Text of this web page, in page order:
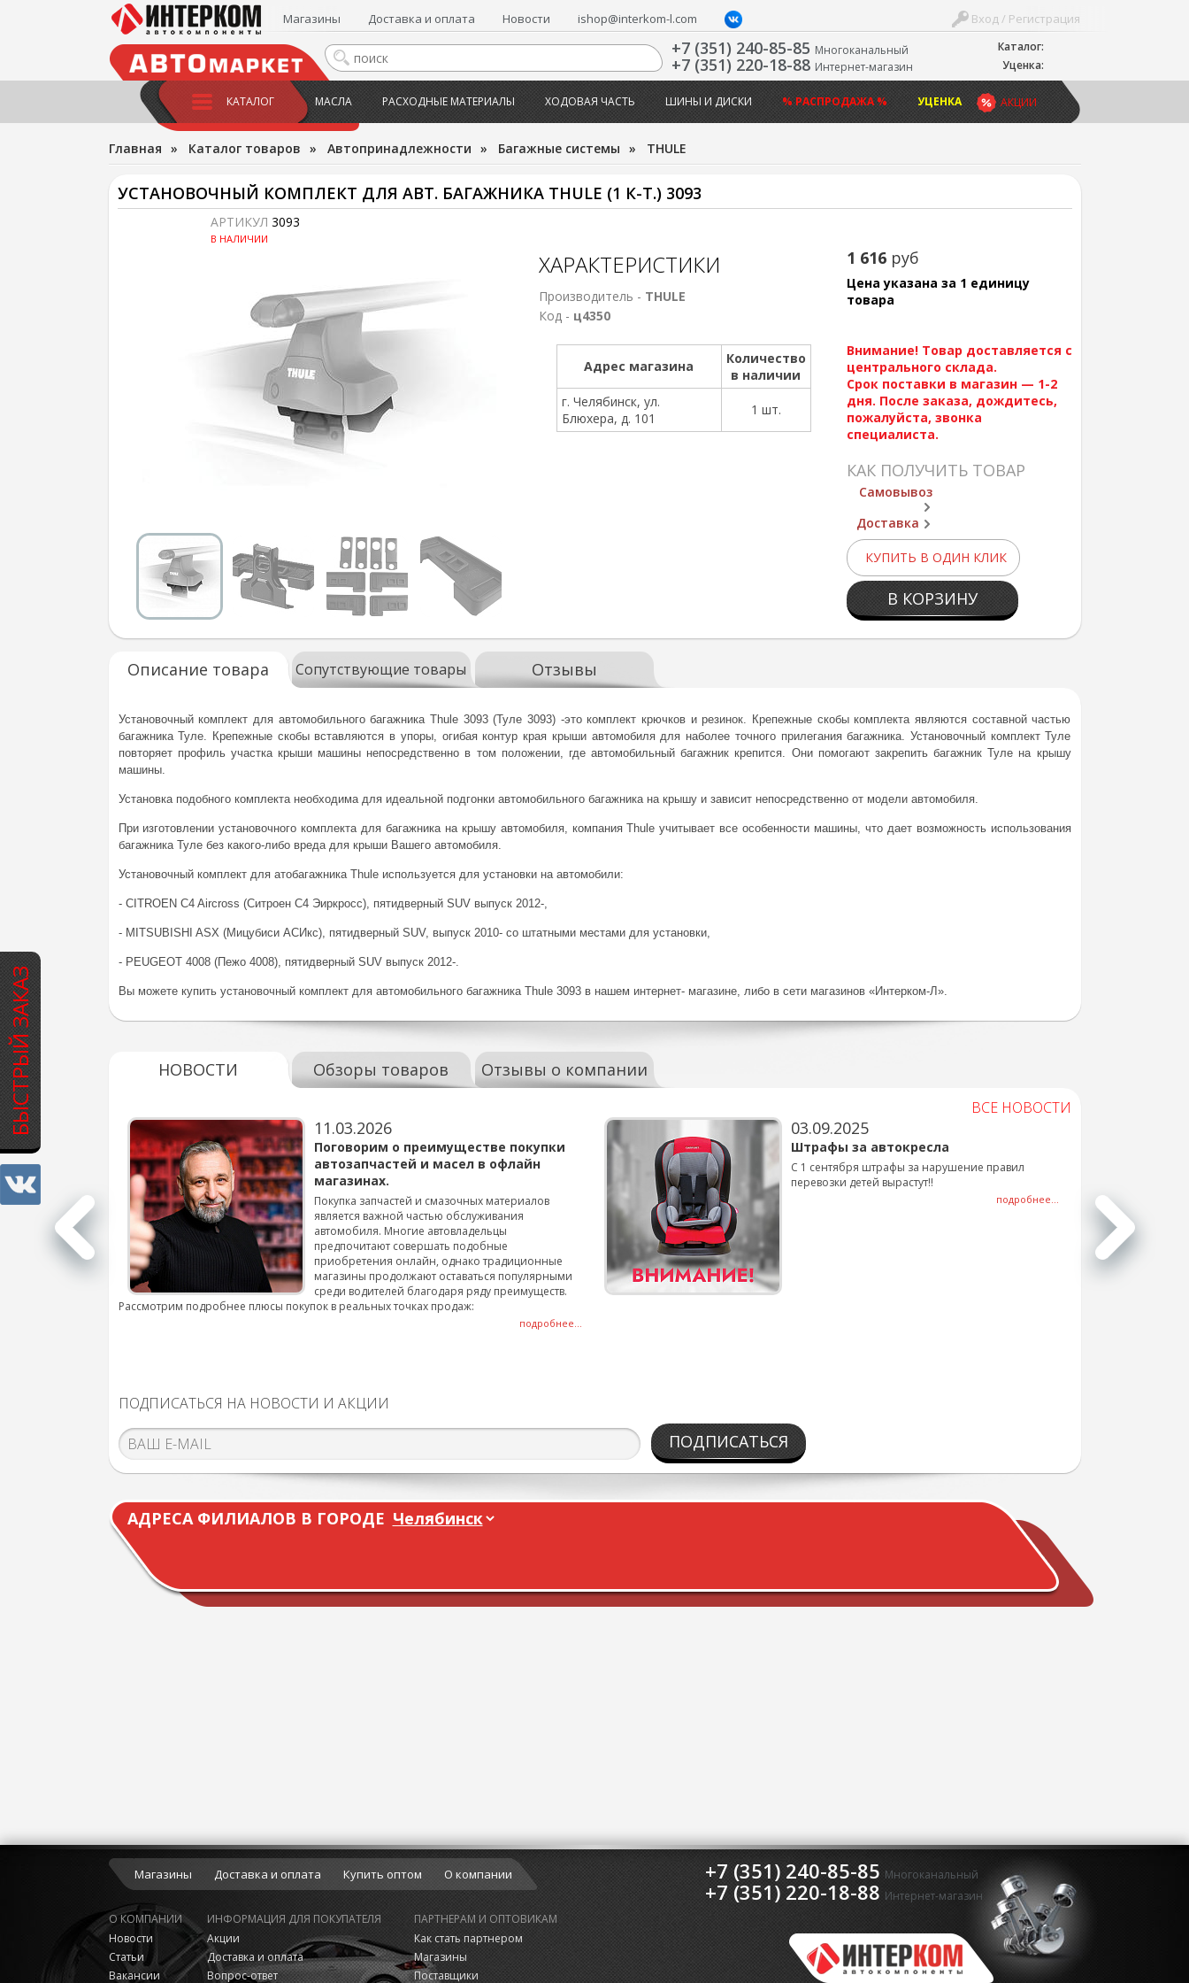
БЫСТРЫЙ ЗАКАЗ
Каталог:
Уценка:
Вход / Регистрация
Магазины Доставка и оплата Новости ishop@interkom-l.com
+7 (351) 240-85-85 Многоканальный
+7 (351) 220-18-88 Интернет-магазин
АКЦИИ
КАТАЛОГ МАСЛА РАСХОДНЫЕ МАТЕРИАЛЫ ХОДОВАЯ ЧАСТЬ ШИНЫ И ДИСКИ % РАСПРОДАЖА % УЦЕНКА
Главная » Каталог товаров » Автопринадлежности » Багажные системы » THULE
УСТАНОВОЧНЫЙ КОМПЛЕКТ ДЛЯ АВТ. БАГАЖНИКА THULE (1 К-Т.) 3093
АРТИКУЛ 3093
В НАЛИЧИИ
1 616 руб
Цена указана за 1 единицу
товара
Внимание! Товар доставляется с
центрального склада.
Срок поставки в магазин — 1-2
дня. После заказа, дождитесь,
пожалуйста, звонка
специалиста.
КАК ПОЛУЧИТЬ ТОВАР
Самовывоз
Доставка
КУПИТЬ В ОДИН КЛИК
В КОРЗИНУ
ХАРАКТЕРИСТИКИ
Производитель - THULE
Код - ц4350
Адрес магазина
Количество
в наличии
г. Челябинск, ул.
Блюхера, д. 101
1 шт.
Описание товара Сопутствующие товары Отзывы
Установочный комплект для автомобильного багажника Thule 3093 (Туле 3093) -это комплект крючков и резинок. Крепежные скобы комплекта являются составной частью
багажника Туле. Крепежные скобы вставляются в упоры, огибая контур края крыши автомобиля для наболее точного прилегания багажника. Установочный комплект Туле
повторяет профиль участка крыши машины непосредственно в том положении, где автомобильный багажник крепится. Они помогают закрепить багажник Туле на крышу
машины.
Установка подобного комплекта необходима для идеальной подгонки автомобильного багажника на крышу и зависит непосредственно от модели автомобиля.
При изготовлении установочного комплекта для багажника на крышу автомобиля, компания Thule учитывает все особенности машины, что дает возможность использования
багажника Туле без какого-либо вреда для крыши Вашего автомобиля.
Установочный комплект для атобагажника Thule используется для установки на автомобили:
- CITROEN C4 Aircross (Ситроен С4 Эиркросс), пятидверный SUV выпуск 2012-,
- MITSUBISHI ASX (Мицубиси АСИкс), пятидверный SUV, выпуск 2010- со штатными местами для установки,
- PEUGEOT 4008 (Пежо 4008), пятидверный SUV выпуск 2012-.
Вы можете купить установочный комплект для автомобильного багажника Thule 3093 в нашем интернет- магазине, либо в сети магазинов «Интерком-Л».
НОВОСТИ Обзоры товаров Отзывы о компании
ВСЕ НОВОСТИ
для
смены шин на
подробнее...
11.03.2026
Поговорим о преимуществе покупки
автозапчастей и масел в офлайн
магазинах.
Покупка запчастей и смазочных материалов
является важной частью обслуживания
автомобиля. Многие автовладельцы
предпочитают совершать подобные
приобретения онлайн, однако традиционные
магазины продолжают оставаться популярными
среди водителей благодаря ряду преимуществ.
Рассмотрим подробнее плюсы покупок в реальных точках продаж:
подробнее...
03.09.2025
Штрафы за автокресла
С 1 сентября штрафы за нарушение правил
перевозки детей вырастут!!
подробнее...
ПОДПИСАТЬСЯ НА НОВОСТИ И АКЦИИ
ПОДПИСАТЬСЯ
АДРЕСА ФИЛИАЛОВ В ГОРОДЕ
Магазины Доставка и оплата Купить оптом О компании +7 (351) 240-85-85 Многоканальный
+7 (351) 220-18-88 Интернет-магазин
О КОМПАНИИ
Новости
Статьи
Вакансии
ИНФОРМАЦИЯ ДЛЯ ПОКУПАТЕЛЯ
Акции
Доставка и оплата
Вопрос-ответ
ПАРТНЕРАМ И ОПТОВИКАМ
Как стать партнером
Магазины
Поставщики